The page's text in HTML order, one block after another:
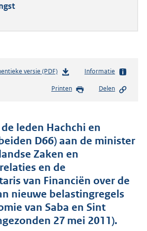
versie (PDF)b
s
d
s
g
r
o
t
t
e
:
Informatie
Printen Delen
leden Hachchi en
D66) aan de minister
Zaken en
en de
van Financiën over de
nieuwe belastingregels
van Saba en Sint
27 mei 2011).